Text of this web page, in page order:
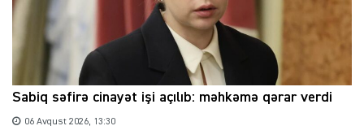
Sabiq səfirə cinayət işi açılıb: məhkəmə qərar verdi
06 Avqust 2026, 13:30